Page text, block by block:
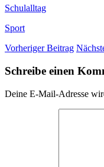
Schulalltag
Sport
Vorheriger Beitrag
Schreibe einen
Deine E-Mail-Adresse